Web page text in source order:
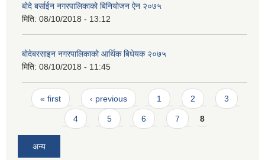
बोदे बर्साईन नगरपालिकाको बिनियोजन ऐन २०७५
मिति: 08/10/2018 - 13:12
बोदेबरसाइन नगरपालिकाको आर्थिक बिधेयक २०७५
मिति: 08/10/2018 - 11:45
Pages
« first ‹ previous 1 2 3
4 5 6 7 8
अन्य